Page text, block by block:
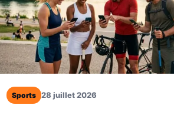
Sports 28 juillet 2026